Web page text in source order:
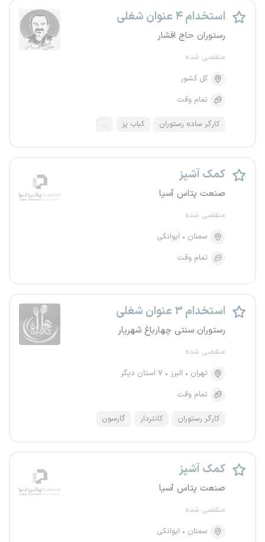
استخدام ۴ عنوان شغلی
رستوران حاج افشار
منقضی شده
کل کشور
تمام وقت
کارگر ساده رستوران کباب پز ...
کمک آشپز
صنعت پتاس آسیا
منقضی شده
سمنان
ایوانکی
تمام وقت
استخدام ۳ عنوان شغلی
رستوران سنتی چهارباغ شهریار
منقضی شده
تهران
البرز
۷ استان دیگر
تمام وقت
کارگر رستوران کانتر‌دار گارسون
کمک آشپز
صنعت پتاس آسیا
منقضی شده
سمنان
ایوانکی